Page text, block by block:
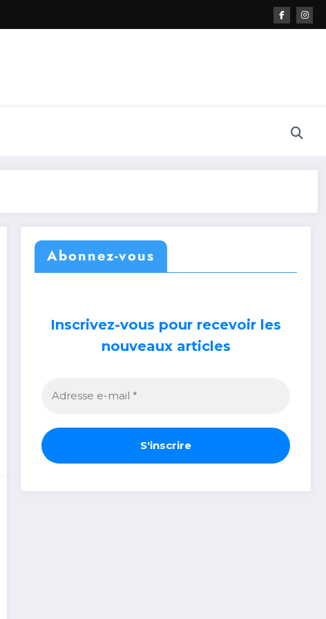
Abonnez-vous
Inscrivez-vous pour recevoir les
nouveaux articles